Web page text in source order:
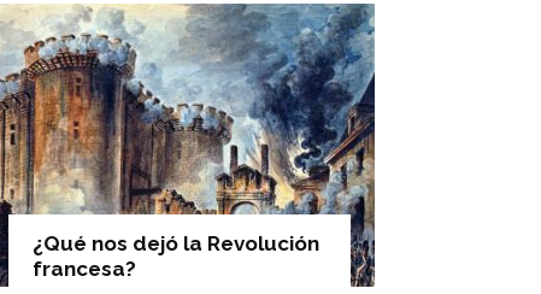
¿Qué nos dejó la Revolución
francesa?